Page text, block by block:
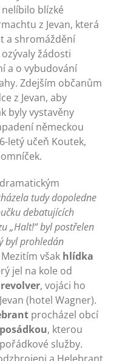
blízké
z Jevan, která
a shromáždění
žádosti
a o vybudování
Zdejším občanům
z Jevan, aby
byly vystavěny
německou
letý učeň Koutek,
tudy dopoledne
debatujících
„Halt!“ byl postřelen
byl prohledán
Mezitím však hlídka
jel na kole od
, vojáci ho
(hotel Wagner).
procházel obcí
, kterou
služby.